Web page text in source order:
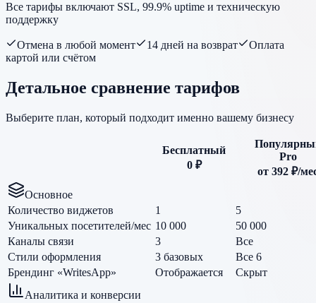
Все тарифы включают SSL, 99.9% uptime и техническую
поддержку
Отмена в любой момент 14 дней на возврат
Оплата
картой или счётом
Детальное сравнение тарифов
Выберите план, который подходит именно вашему бизнесу
Бесплатный
0 ₽
Pro
от 392 ₽/
Основное
Количество виджетов
1
5
Уникальных посетителей/мес 10 000
50 000
Каналы связи
3
Все
Стили оформления
3 базовых
Все 6
Брендинг «WritesApp»
Отображается
Скрыт
Аналитика и конверсии